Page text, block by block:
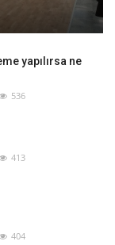
yapılırsa ne
536
413
404